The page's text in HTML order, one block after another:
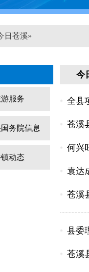
日苍溪»
服务
务院信息
镇动态
今
全县
苍溪
何兴
袁达
苍溪
县委
苍溪